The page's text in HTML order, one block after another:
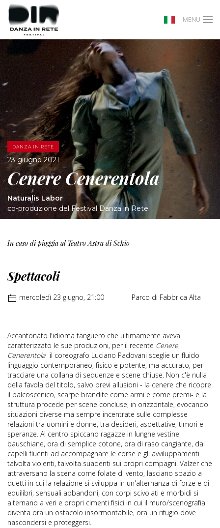
MENU
DANZA IN RETE
23 giugno 2021
Cenere Cenerentola
Naturalis Labor
co-produzione del Festival Danza in Rete
In caso di pioggia al Teatro Astra di Schio
Spettacoli
mercoledì 23 giugno, 21:00 Parco di Fabbrica Alta
Accantonato l'idioma tanguero che ultimamente aveva
caratterizzato le sue produzioni, per il recente Cenere
Cenerentola il coreografo Luciano Padovani sceglie un fluido
linguaggio contemporaneo, fisico e potente, ma accurato, per
tracciare una collana di sequenze e scene chiuse. Non c'è nulla
della favola del titolo, salvo brevi allusioni - la cenere che ricopre
il palcoscenico, scarpe brandite come armi e come premi- e la
struttura procede per scene concluse, in orizzontale, evocando
situazioni diverse ma sempre incentrate sulle complesse
relazioni tra uomini e donne, tra desideri, aspettative, timori e
speranze. Al centro spiccano ragazze in lunghe vestine
bauschiane, ora di semplice cotone, ora di raso cangiante, dai
capelli fluenti ad accompagnare le corse e gli avviluppamenti
talvolta violenti, talvolta suadenti sui propri compagni. Valzer che
attraversano la scena come folate di vento, lasciano spazio a
duetti in cui la relazione si sviluppa in un'alternanza di forze e di
equilibri; sensuali abbandoni, con corpi scivolati e morbidi si
alternano a veri e propri cimenti fisici in cui il muro/scenografia
diventa ora un ostacolo insormontabile, ora un rifugio dove
nascondersi e proteggersi.